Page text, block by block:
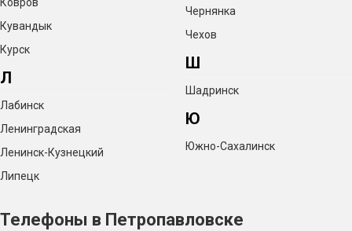
Ковров
Кувандык
Курск
Л
Лабинск
Ленинградская
Ленинск-Кузнецкий
Липецк
Чернянка
Чехов
Ш
Шадринск
Ю
Южно-Сахалинск
Телефоны в Петропавловске